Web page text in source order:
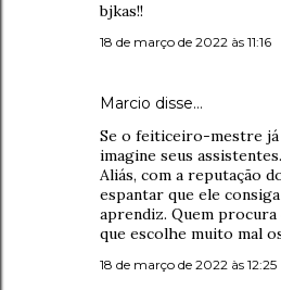
bjkas!!
18 de março de 2022 às 11:16
Marcio disse…
Se o feiticeiro-mestre já
imagine seus assistentes.
Aliás, com a reputação
espantar que ele
aprendiz. Quem
que escolhe muito mal
18 de março de 2022 às 12:25